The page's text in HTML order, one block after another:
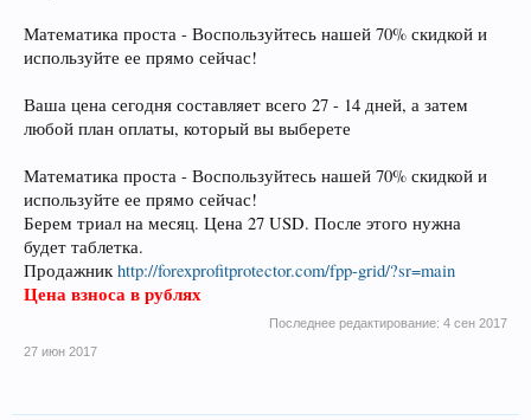
Математика проста - Воспользуйтесь нашей 70% скидкой и
используйте ее прямо сейчас!
Ваша цена сегодня составляет всего 27 - 14 дней, а затем
любой план оплаты, который вы выберете
Математика проста - Воспользуйтесь нашей 70% скидкой и
используйте ее прямо сейчас!
Берем триал на месяц. Цена 27 USD. После этого нужна
будет таблетка.
Продажникhttp://forexprofitprotector.com/fpp-grid/?sr=main
Цена взноса в рублях
Последнее редактирование: 4 сен 2017
27 июн 2017